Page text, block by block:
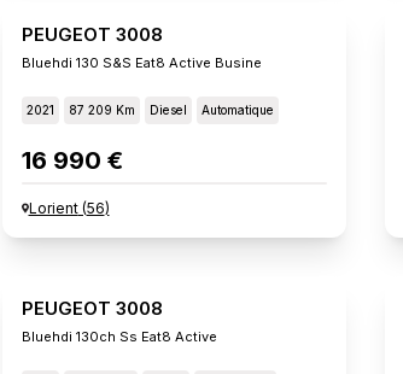
PEUGEOT 3008
Bluehdi 130 S&s Eat8 Active Busine
2021 87 209 Km Diesel Automatique
16 990 €
Lorient(56)
PEUGEOT 3008
Bluehdi 130ch Ss Eat8 Active